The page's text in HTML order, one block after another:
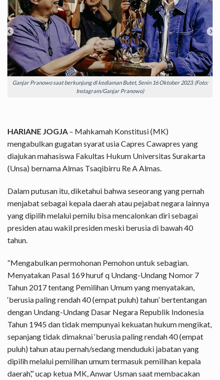
Ganjar Pranowo saat berkunjung di kediaman Butet, Senin 16 Oktober 2023. (Foto:
Instagram/Ganjar Pranowo)
HARIANE JOGJA – Mahkamah Konstitusi (MK)
mengabulkan gugatan syarat usia Capres Cawapres yang
diajukan mahasiswa Fakultas Hukum Universitas Surakarta
(Unsa) bernama Almas Tsaqibirru Re A Almas.
Dalam putusan itu, diketahui bahwa seseorang yang pernah
menjabat sebagai kepala daerah atau pejabat negara lainnya
yang dipilih melalui pemilu bisa mencalonkan diri sebagai
presiden atau wakil presiden meski berusia di bawah 40
tahun.
“Mengabulkan permohonan Pemohon untuk sebagian.
Menyatakan Pasal 169 huruf q Undang-Undang Nomor 7
Tahun 2017 tentang Pemilihan Umum yang menyatakan,
‘berusia paling rendah 40 (empat puluh) tahun’ bertentangan
dengan Undang-Undang Dasar Negara Republik Indonesia
Tahun 1945 dan tidak mempunyai kekuatan hukum mengikat,
sepanjang tidak dimaknai ‘berusia paling rendah 40 (empat
puluh) tahun atau pernah/sedang menduduki jabatan yang
dipilih melalui pemilihan umum termasuk pemilihan kepala
daerah’,” ucap ketua MK, Anwar Usman saat membacakan